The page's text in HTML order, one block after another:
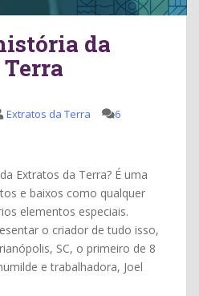
da
Extratos da Terra
6
Extratos da Terra? É uma
e baixos como qualquer
elementos especiais.
o criador de tudo isso,
SC, o primeiro de 8
e trabalhadora, Joel